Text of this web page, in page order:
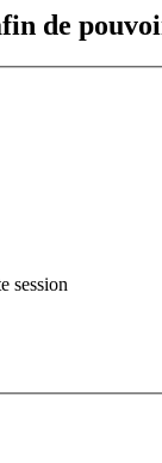
de
session